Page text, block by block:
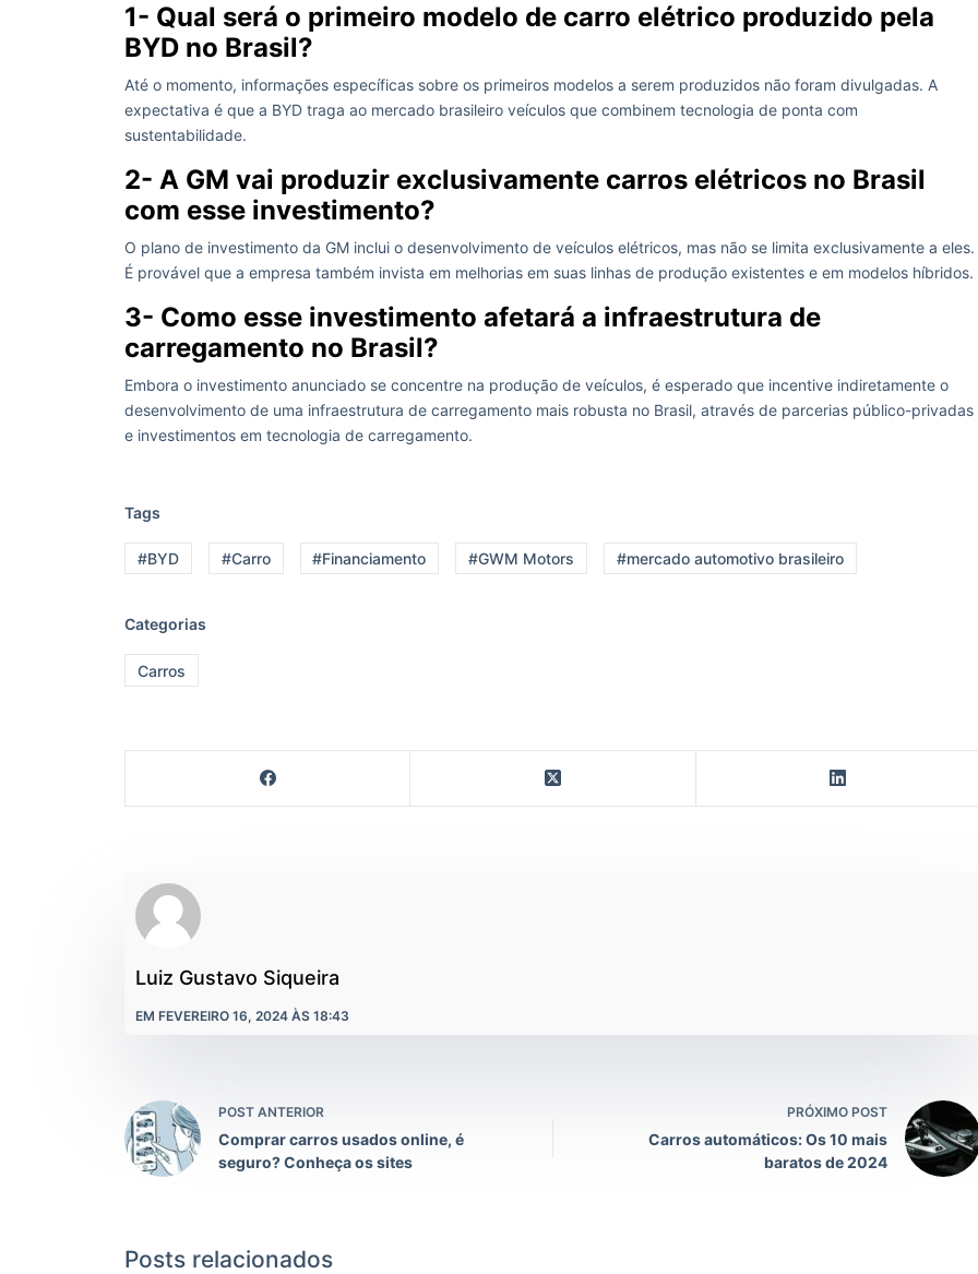
1- Qual será o primeiro modelo de carro elétrico produzido pela
BYD no Brasil?
Até o momento, informações específicas sobre os primeiros modelos a serem produzidos não foram divulgadas. A
expectativa é que a BYD traga ao mercado brasileiro veículos que combinem tecnologia de ponta com
sustentabilidade.
2- A GM vai produzir exclusivamente carros elétricos no Brasil
com esse investimento?
O plano de investimento da GM inclui o desenvolvimento de veículos elétricos, mas não se limita exclusivamente a eles.
É provável que a empresa também invista em melhorias em suas linhas de produção existentes e em modelos híbridos.
3- Como esse investimento afetará a infraestrutura de
carregamento no Brasil?
Embora o investimento anunciado se concentre na produção de veículos, é esperado que incentive indiretamente o
desenvolvimento de uma infraestrutura de carregamento mais robusta no Brasil, através de parcerias público-privadas
e investimentos em tecnologia de carregamento.
Tags
#BYD #Carro #Financiamento #GWM Motors #mercado automotivo brasileiro
Categorias
Carros
Luiz Gustavo Siqueira
EM FEVEREIRO 16, 2024 ÀS 18:43
POST ANTERIOR
Comprar carros usados online, é
seguro? Conheça os sites
PRÓXIMO POST
Carros automáticos: Os 10 mais
baratos de 2024
Posts relacionados